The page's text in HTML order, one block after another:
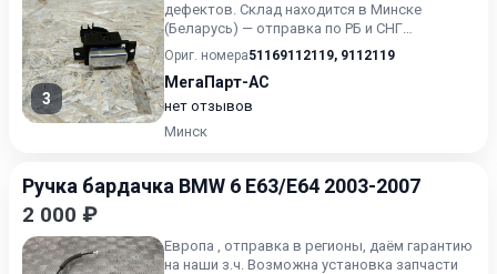
3
дефектов. Склад находится в Минске
(Беларусь) — отправка по РБ и СНГ
транспортными компаниями. Прим...
Ориг. номера51169112119, 9112119
МегаПарт-АС
нет отзывов
Минск
Ручка бардачка BMW 6 E63/E64 2003-2007
2 000 ₽
Европа , отправка в регионы, даём гарантию
на наши з.ч. Возможна установка запчасти